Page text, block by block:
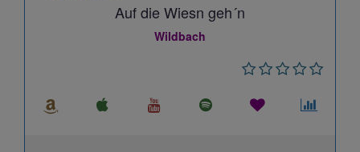
Auf die Wiesn geh´n
Wildbach